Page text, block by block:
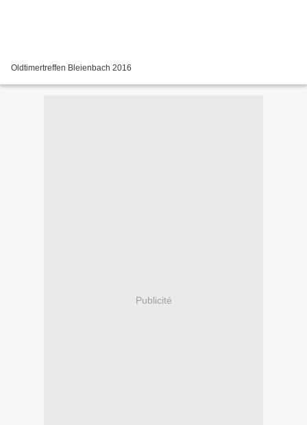
Oldtimertreffen Bleienbach 2016
Publicité